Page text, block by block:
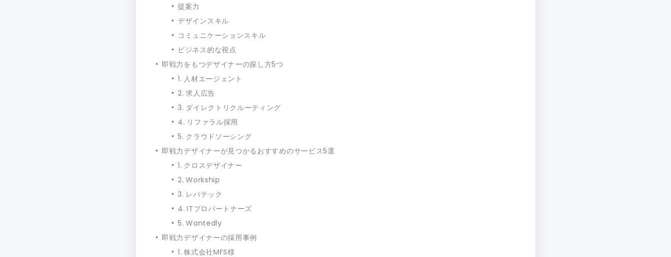
提案力
デザインスキル
コミュニケーションスキル
ビジネス的な視点
即戦力をもつデザイナーの探し方5つ
1. 人材エージェント
2. 求人広告
3. ダイレクトリクルーティング
4. リファラル採用
5. クラウドソーシング
即戦力デザイナーが見つかるおすすめのサービス5選
1. クロスデザイナー
2. Workship
3. レバテック
4. ITプロパートナーズ
5. Wantedly
即戦力デザイナーの採用事例
1. 株式会社MFS様